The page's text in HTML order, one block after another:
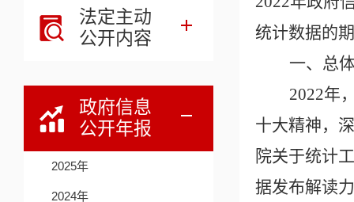
法定主动
公开内容
政府信息
公开年报
2025年
2024年
统计数据的
一、总
2022年
十大精神，
院关于统计
据发布解读